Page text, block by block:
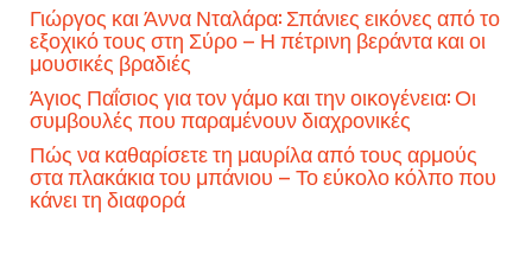
Γιώργος και Άννα Νταλάρα: Σπάνιες εικόνες από το
εξοχικό τους στη Σύρο – Η πέτρινη βεράντα και οι
μουσικές βραδιές
Άγιος Παΐσιος για τον γάμο και την οικογένεια: Οι
συμβουλές που παραμένουν διαχρονικές
Πώς να καθαρίσετε τη μαυρίλα από τους αρμούς
στα πλακάκια του μπάνιου – Το εύκολο κόλπο που
κάνει τη διαφορά